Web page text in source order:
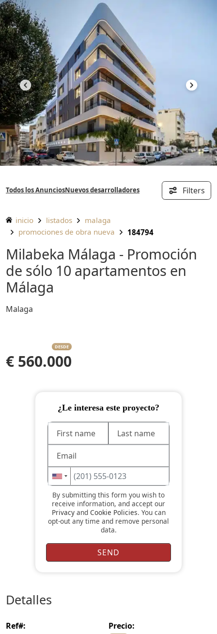
Saltar
al
contenido
Todos los Anuncios Nuevos desarrolladores Filters
inicio listados
malaga
promociones de obra nueva
184794
Milabeka Málaga - Promoción
de sólo 10 apartamentos en
Málaga
Malaga
DESDE
€ 560.000
¿Le interesa este proyecto?
By submitting this form you wish to
receive information, and accept our
Privacyand Cookie Policies. You can
opt-out any time and remove personal
data.
detalles
ref#:
precio: